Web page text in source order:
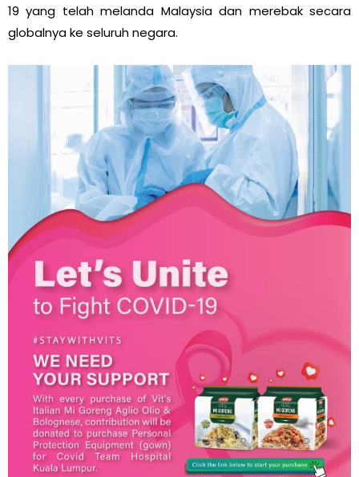
19 yang telah melanda Malaysia dan merebak secara
globalnya ke seluruh negara.